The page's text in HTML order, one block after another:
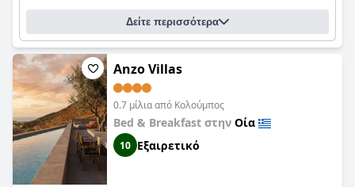
Δείτε περισσότερα
Anzo Villas
0.7 μίλια από Κολούμπος
Bed & Breakfast στην Οία
10 Εξαιρετικό